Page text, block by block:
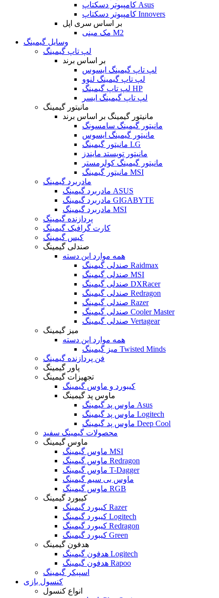
کامپیوتر دسکتاپ Asus
کامپیوتر دسکتاپ Innovers
بر اساس سری اپل
مک مینی M2
وسایل گیمینگ
لپ تاپ گیمینگ
بر اساس برند
لپ تاپ گیمینگ ایسوس
لپ تاپ گیمینگ لنوو
لپ تاپ گیمینگ HP
لپ تاپ گیمینگ ایسر
مانیتور گیمینگ
مانیتور گیمینگ بر اساس برند
مانیتور گیمینگ سامسونگ
مانیتور گیمینگ ایسوس
مانیتور گیمینگ LG
مانیتور تویستد مایندز
مانیتور گیمینگ کولرمستر
مانیتور گیمینگ MSI
مادربرد گیمینگ
مادربرد گیمینگ ASUS
مادربرد گیمینگ GIGABYTE
مادربرد گیمینگ MSI
پردازنده گیمینگ
کارت گرافیک گیمینگ
کیس گیمینگ
صندلی گیمینگ
همه موارد این دسته
صندلی گیمینگ Raidmax
صندلی گیمینگ MSI
صندلی گیمینگ DXRacer
صندلی گیمینگ Redragon
صندلی گیمینگ Razer
صندلی گیمینگ Cooler Master
صندلی گیمینگ Vertagear
میز گیمینگ
همه موارد این دسته
میز گیمینگ Twisted Minds
فن پردازنده گیمینگ
پاور گیمینگ
تجهیزات گیمینگ
کیبورد و ماوس گیمینگ
ماوس پد گیمینگ
ماوس پد گیمینگ Asus
ماوس پد گیمینگ Logitech
ماوس پد گیمینگ Deep Cool
محصولات گیمینگ سفید
ماوس گیمینگ
ماوس گیمینگ MSI
ماوس گیمینگ Redragon
ماوس گیمینگ T-Dagger
ماوس بی سیم گیمینگ
ماوس گیمینگ RGB
کیبورد گیمینگ
کیبورد گیمینگ Razer
کیبورد گیمینگ Logitech
کیبورد گیمینگ Redragon
کیبورد گیمینگ Green
هدفون گیمینگ
هدفون گیمینگ Logitech
هدفون گیمینگ Rapoo
اسپیکر گیمینگ
کنسول بازی
انواع کنسول